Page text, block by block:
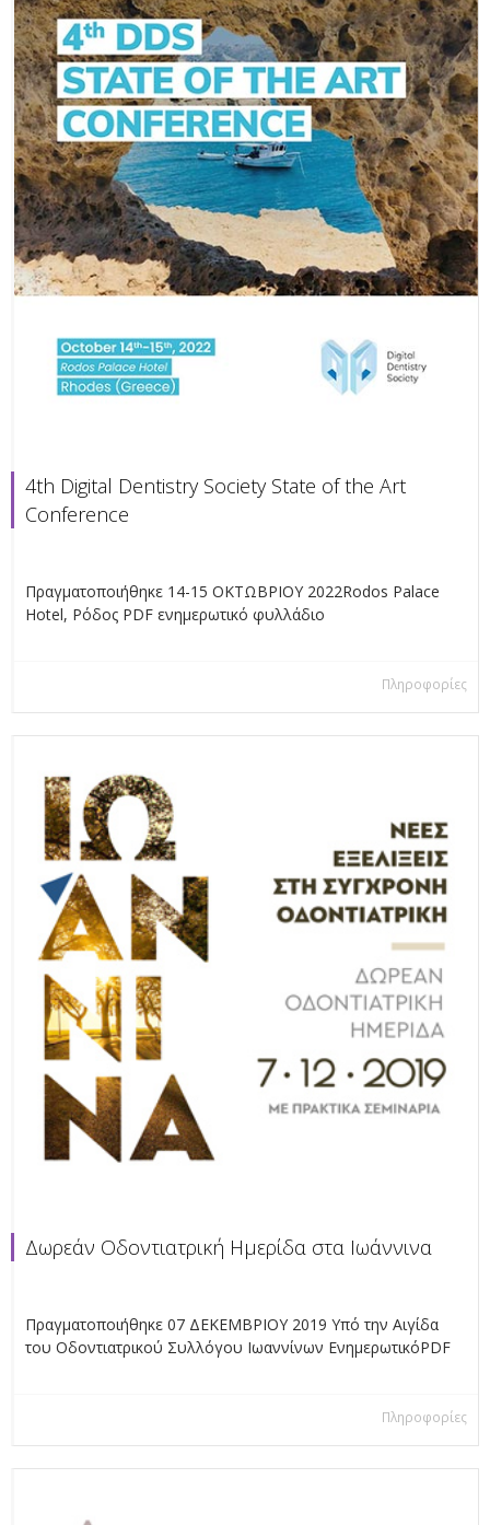
4th Digital Dentistry Society State of the Art
Conference
Πραγματοποιήθηκε 14-15 ΟΚΤΩΒΡΙΟΥ 2022Rodos Palace
Hotel, Ρόδος PDF ενημερωτικό φυλλάδιο
Πληροφορίες
Δωρεάν Οδοντιατρική Ημερίδα στα Ιωάννινα
Πραγματοποιήθηκε 07 ΔΕΚΕΜΒΡΙΟΥ 2019 Υπό την Αιγίδα
του Οδοντιατρικού Συλλόγου Ιωαννίνων EνημερωτικόPDF
Πληροφορίες